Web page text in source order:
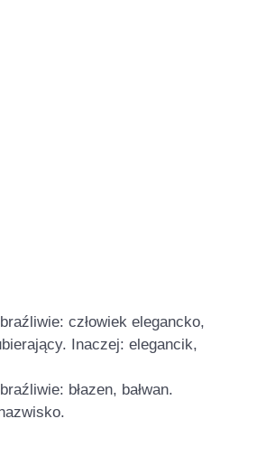
człowiek elegancko,
Inaczej: elegancik,
błazen, bałwan.